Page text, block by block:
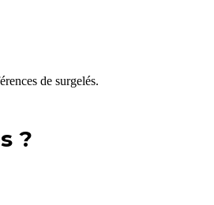
de surgelés.
?